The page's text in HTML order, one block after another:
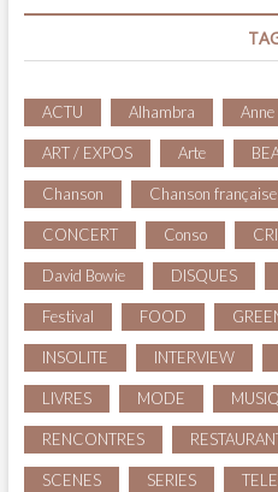
ACTU Alhambra Anne
ART / EXPOS Arte
Chanson Chanson française
CONCERT Conso
David Bowie DISQUES
Festival FOOD
INSOLITE INTERVIEW
LIVRES MODE
RENCONTRES
SCENES SERIES